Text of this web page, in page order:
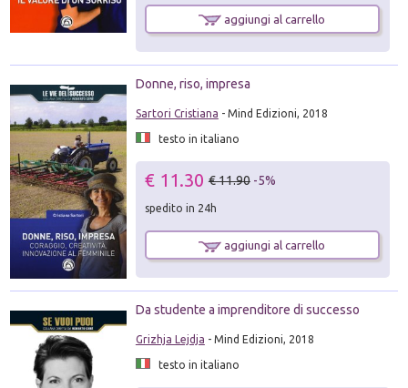
aggiungi al carrello
Donne, riso, impresa
Sartori Cristiana - Mind Edizioni, 2018
testo in italiano
€ 11.30 € 11.90 -5%
spedito in 24h
aggiungi al carrello
Da studente a imprenditore di successo
Grizhja Lejdja - Mind Edizioni, 2018
testo in italiano